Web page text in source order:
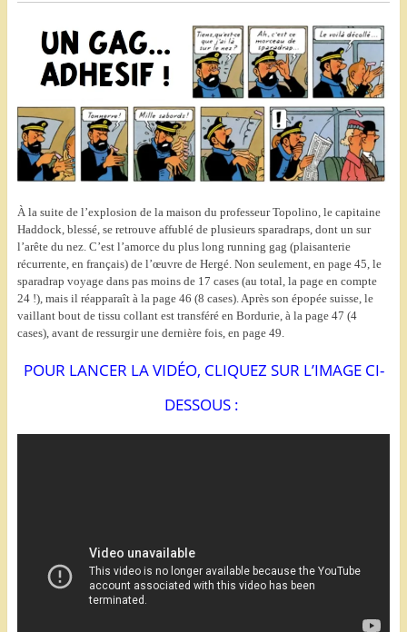
À la suite de l’explosion de la maison du professeur Topolino, le capitaine
Haddock, blessé, se retrouve affublé de plusieurs sparadraps, dont un sur
l’arête du nez. C’est l’amorce du plus long running gag (plaisanterie
récurrente, en français) de l’œuvre de Hergé. Non seulement, en page 45, le
sparadrap voyage dans pas moins de 17 cases (au total, la page en compte
24 !), mais il réapparaît à la page 46 (8 cases). Après son épopée suisse, le
vaillant bout de tissu collant est transféré en Bordurie, à la page 47 (4
cases), avant de ressurgir une dernière fois, en page 49.
POUR LANCER LA VIDÉO, CLIQUEZ SUR L’IMAGE CI-
DESSOUS :